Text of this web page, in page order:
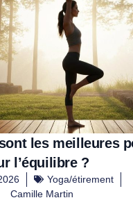
les meilleures
l’équilibre ?
Yoga/étirement
Camille Martin